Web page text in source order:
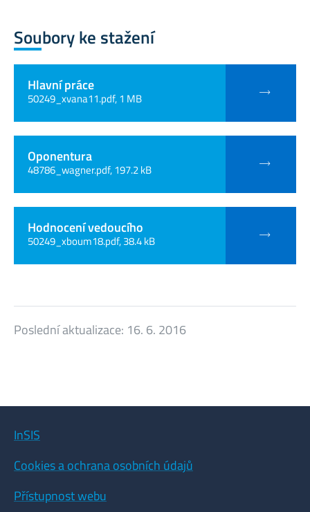
Soubory ke stažení
Hlavní práce
50249_xvana11.pdf, 1 MB
Oponentura
48786_wagner.pdf, 197.2 kB
Hodnocení vedoucího
50249_xboum18.pdf, 38.4 kB
Poslední aktualizace: 16. 6. 2016
InSIS
Cookies a ochrana osobních údajů
Přístupnost webu